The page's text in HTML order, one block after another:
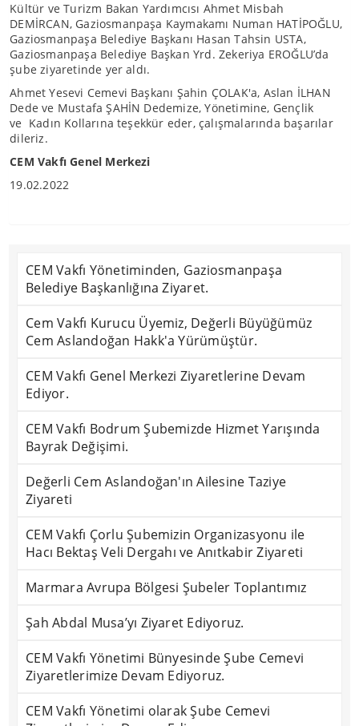
Kültür ve Turizm Bakan Yardımcısı Ahmet Misbah
DEMİRCAN, Gaziosmanpaşa Kaymakamı Numan HATİPOĞLU,
Gaziosmanpaşa Belediye Başkanı Hasan Tahsin USTA,
Gaziosmanpaşa Belediye Başkan Yrd. Zekeriya EROĞLU’da
şube ziyaretinde yer aldı.
Ahmet Yesevi Cemevi Başkanı Şahin ÇOLAK'a, Aslan İLHAN
Dede ve Mustafa ŞAHİN Dedemize, Yönetimine, Gençlik
ve Kadın Kollarına teşekkür eder, çalışmalarında başarılar
dileriz.
CEM Vakfı Genel Merkezi
19.02.2022
CEM Vakfı Yönetiminden, Gaziosmanpaşa
Belediye Başkanlığına Ziyaret.
Cem Vakfı Kurucu Üyemiz, Değerli Büyüğümüz
Cem Aslandoğan Hakk'a Yürümüştür.
CEM Vakfı Genel Merkezi Ziyaretlerine Devam
Ediyor.
CEM Vakfı Bodrum Şubemizde Hizmet Yarışında
Bayrak Değişimi.
Değerli Cem Aslandoğan'ın Ailesine Taziye
Ziyareti
CEM Vakfı Çorlu Şubemizin Organizasyonu ile
Hacı Bektaş Veli Dergahı ve Anıtkabir Ziyareti
Marmara Avrupa Bölgesi Şubeler Toplantımız
Şah Abdal Musa’yı Ziyaret Ediyoruz.
CEM Vakfı Yönetimi Bünyesinde Şube Cemevi
Ziyaretlerimize Devam Ediyoruz.
CEM Vakfı Yönetimi olarak Şube Cemevi